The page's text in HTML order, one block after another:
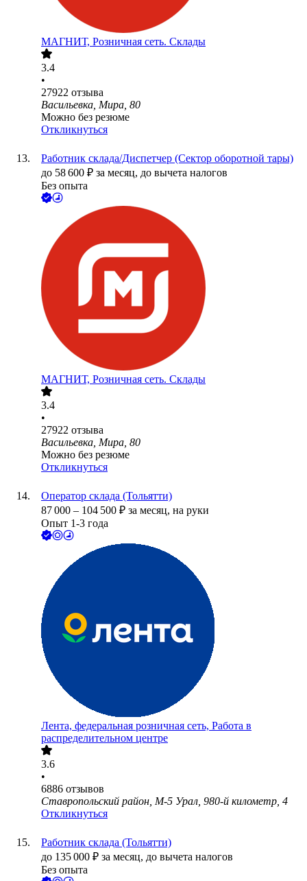
МАГНИТ, Розничная сеть. Склады
3.4
•
27922 отзыва
Васильевка, Мира, 80
Можно без резюме
Откликнуться
Работник склада/Диспетчер (Сектор оборотной тары)
до 58 600 ₽ за месяц, до вычета налогов
Без опыта
МАГНИТ, Розничная сеть. Склады
3.4
•
27922 отзыва
Васильевка, Мира, 80
Можно без резюме
Откликнуться
Оператор склада (Тольятти)
87 000 – 104 500 ₽ за месяц, на руки
Опыт 1-3 года
Лента, федеральная розничная сеть, Работа в
распределительном центре
3.6
•
6886 отзывов
Ставропольский район, М-5 Урал, 980-й километр, 4
Откликнуться
Работник склада (Тольятти)
до 135 000 ₽ за месяц, до вычета налогов
Без опыта